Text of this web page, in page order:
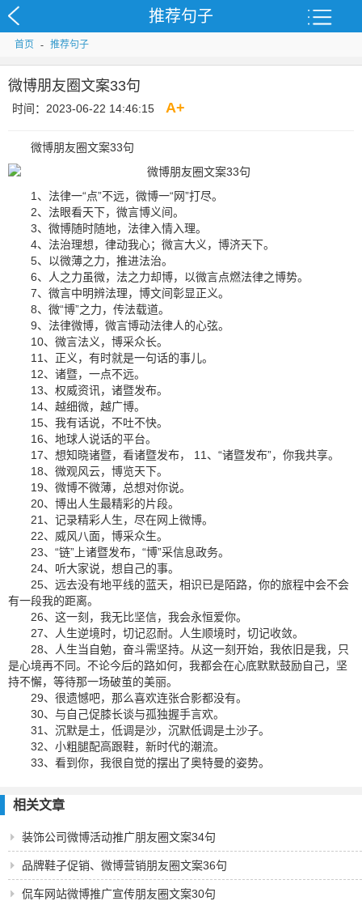
推荐句子
首页 - 推荐句子
微博朋友圈文案33句
时间：2023-06-22 14:46:15 A+
微博朋友圈文案33句
1、法律一“点”不远，微博一“网”打尽。
2、法眼看天下，微言博义间。
3、微博随时随地，法律入情入理。
4、法治理想，律动我心；微言大义，博济天下。
5、以微薄之力，推进法治。
6、人之力虽微，法之力却博，以微言点燃法律之博势。
7、微言中明辨法理，博文间彰显正义。
8、微“博”之力，传法载道。
9、法律微博，微言博动法律人的心弦。
10、微言法义，博采众长。
11、正义，有时就是一句话的事儿。
12、诸暨，一点不远。
13、权威资讯，诸暨发布。
14、越细微，越广博。
15、我有话说，不吐不快。
16、地球人说话的平台。
17、想知晓诸暨，看诸暨发布， 11、“诸暨发布”，你我共享。
18、微观风云，博览天下。
19、微博不微薄，总想对你说。
20、博出人生最精彩的片段。
21、记录精彩人生，尽在网上微博。
22、威风八面，博采众生。
23、“链”上诸暨发布，“博”采信息政务。
24、听大家说，想自己的事。
25、远去没有地平线的蓝天，相识已是陌路，你的旅程中会不会
有一段我的距离。
26、这一刻，我无比坚信，我会永恒爱你。
27、人生逆境时，切记忍耐。人生顺境时，切记收敛。
28、人生当自勉，奋斗需坚持。从这一刻开始，我依旧是我，只
是心境再不同。不论今后的路如何，我都会在心底默默鼓励自己，坚
持不懈，等待那一场破茧的美丽。
29、很遗憾吧，那么喜欢连张合影都没有。
30、与自己促膝长谈与孤独握手言欢。
31、沉默是土，低调是沙，沉默低调是土沙子。
32、小粗腿配高跟鞋，新时代的潮流。
33、看到你，我很自觉的摆出了奥特曼的姿势。
相关文章
装饰公司微博活动推广朋友圈文案34句
品牌鞋子促销、微博营销朋友圈文案36句
侃车网站微博推广宣传朋友圈文案30句